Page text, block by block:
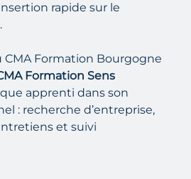
rapide sur le
CMA Formation Bourgogne
Formation Sens
apprenti dans son
: recherche d’entreprise,
et suivi